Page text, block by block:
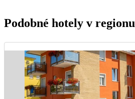
Podobné hotely v regionu